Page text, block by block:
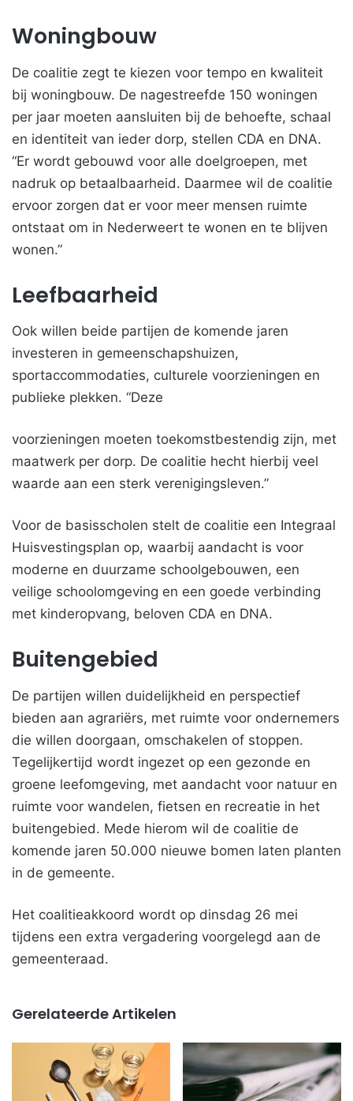
Woningbouw
De coalitie zegt te kiezen voor tempo en kwaliteit
bij woningbouw. De nagestreefde 150 woningen
per jaar moeten aansluiten bij de behoefte, schaal
en identiteit van ieder dorp, stellen CDA en DNA.
“Er wordt gebouwd voor alle doelgroepen, met
nadruk op betaalbaarheid. Daarmee wil de coalitie
ervoor zorgen dat er voor meer mensen ruimte
ontstaat om in Nederweert te wonen en te blijven
wonen.”
Leefbaarheid
Ook willen beide partijen de komende jaren
investeren in gemeenschapshuizen,
sportaccommodaties, culturele voorzieningen en
publieke plekken. “Deze
voorzieningen moeten toekomstbestendig zijn, met
maatwerk per dorp. De coalitie hecht hierbij veel
waarde aan een sterk verenigingsleven.”
Voor de basisscholen stelt de coalitie een Integraal
Huisvestingsplan op, waarbij aandacht is voor
moderne en duurzame schoolgebouwen, een
veilige schoolomgeving en een goede verbinding
met kinderopvang, beloven CDA en DNA.
Buitengebied
De partijen willen duidelijkheid en perspectief
bieden aan agrariërs, met ruimte voor ondernemers
die willen doorgaan, omschakelen of stoppen.
Tegelijkertijd wordt ingezet op een gezonde en
groene leefomgeving, met aandacht voor natuur en
ruimte voor wandelen, fietsen en recreatie in het
buitengebied. Mede hierom wil de coalitie de
komende jaren 50.000 nieuwe bomen laten planten
in de gemeente.
Het coalitieakkoord wordt op dinsdag 26 mei
tijdens een extra vergadering voorgelegd aan de
gemeenteraad.
Gerelateerde Artikelen